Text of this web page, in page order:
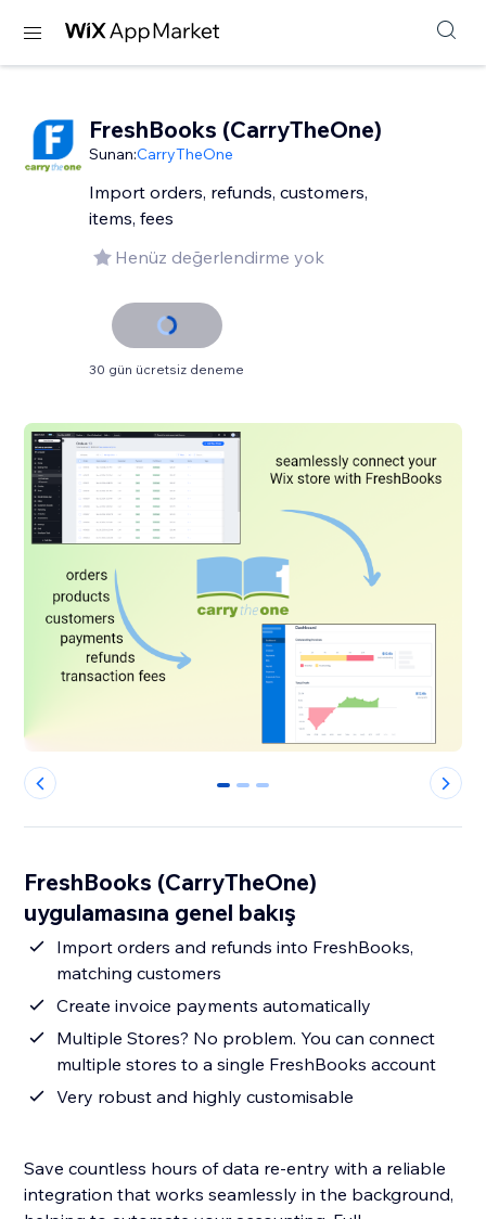
FreshBooks (CarryTheOne)
Sunan:CarryTheOne
Import orders, refunds, customers,
items, fees
Henüz değerlendirme yok
30 gün ücretsiz deneme
0 1 2
FreshBooks (CarryTheOne)
uygulamasına genel bakış
Import orders and refunds into FreshBooks,
matching customers
Create invoice payments automatically
Multiple Stores? No problem. You can connect
multiple stores to a single FreshBooks account
Very robust and highly customisable
Save countless hours of data re-entry with a reliable
integration that works seamlessly in the background,